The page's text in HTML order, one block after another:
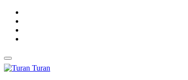
Turan